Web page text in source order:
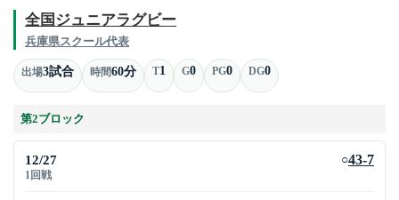
全国ジュニアラグビー
兵庫県スクール代表
出場3試合 時間60分 T1 G0 PG0 DG0
第2ブロック
12/27
1回戦
○43-7